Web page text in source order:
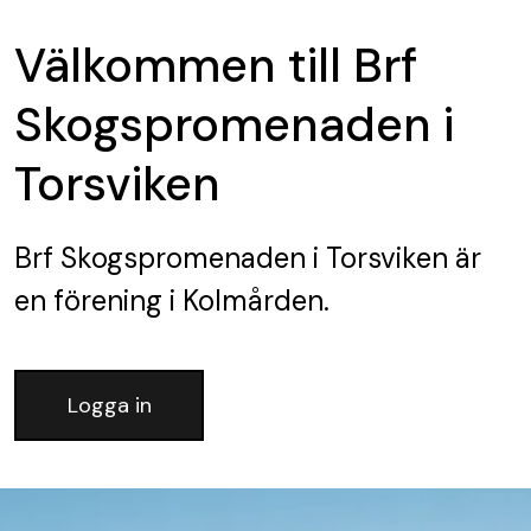
Välkommen till Brf
Skogspromenaden i
Torsviken
Brf Skogspromenaden i Torsviken är
en förening i Kolmården.
Logga in